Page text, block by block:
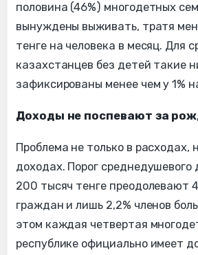
половина (46%) многодетных
вынуждены выживать, тратя
тенге на человека в месяц. Для
казахстанцев без детей такие
зафиксированы менее чем у 1%
Доходы не поспевают за
Проблема не только в расходах,
доходах. Порог
200 тысяч тенге преодолевают
граждан и лишь 2,2% членов
этом каждая четвертая
республике официально имеет